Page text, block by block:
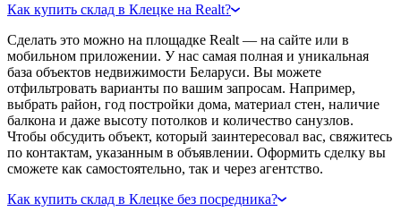
Как купить склад в Клецке на Realt?
Сделать это можно на площадке Realt — на сайте или в
мобильном приложении. У нас самая полная и уникальная
база объектов недвижимости Беларуси. Вы можете
отфильтровать варианты по вашим запросам. Например,
выбрать район, год постройки дома, материал стен, наличие
балкона и даже высоту потолков и количество санузлов.
Чтобы обсудить объект, который заинтересовал вас, свяжитесь
по контактам, указанным в объявлении. Оформить сделку вы
сможете как самостоятельно, так и через агентство.
Как купить склад в Клецке без посредника?